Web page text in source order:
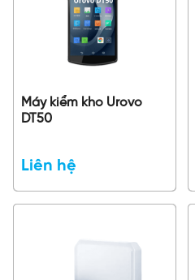
Máy kiểm kho Urovo
DT50
Liên hệ